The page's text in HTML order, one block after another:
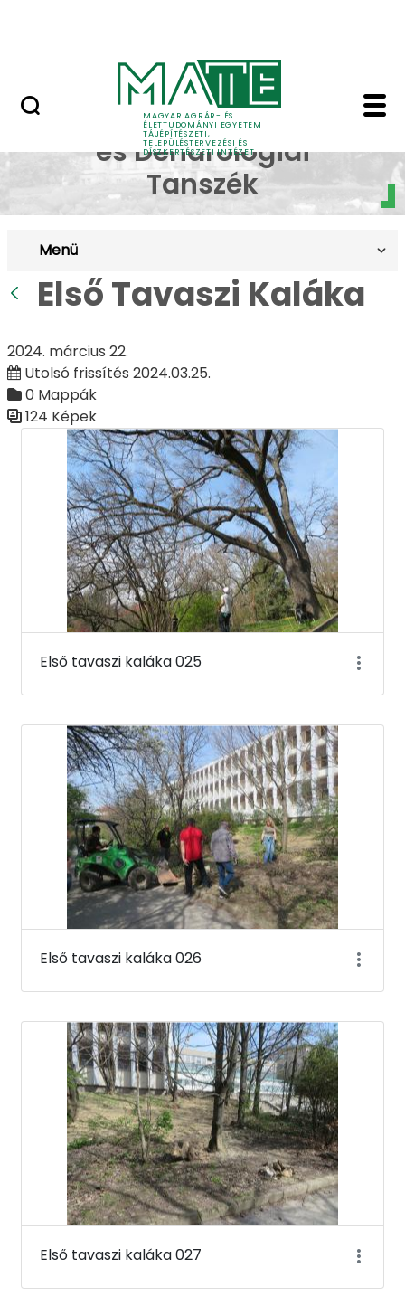
MAGYAR AGRÁR- ÉS
ÉLETTUDOMÁNYI EGYETEM
TÁJÉPÍTÉSZETI,
TELEPÜLÉSTERVEZÉSI ÉS
DÍSZKERTÉSZETI INTÉZET
Első Tavaszi Kaláka
Dísznövénytermesztési
és Dendrológiai
Tanszék
Menü
Első Tavaszi Kaláka
2024. március 22.
Utolsó frissítés 2024.03.25.
0 Mappák
124 Képek
Médiatár
Első tavaszi kaláka 025
Első tavaszi kaláka 026
Első tavaszi kaláka 027